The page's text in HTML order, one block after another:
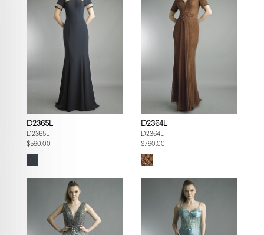
D2365L
D2365L
$590.00
D2364L
D2364L
$790.00